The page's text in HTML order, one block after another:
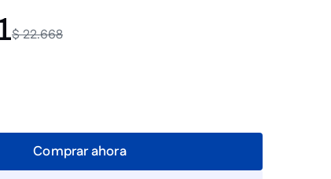
$22.668
Comprar ahora